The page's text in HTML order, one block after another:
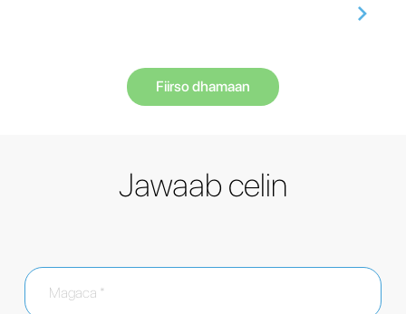
Fiirso dhamaan
Jawaab celin